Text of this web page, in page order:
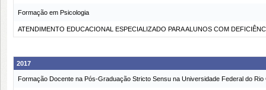
Formação em Psicologia
ATENDIMENTO EDUCACIONAL ESPECIALIZADO PARA ALUNOS COM
2017
Formação Docente na Pós-Graduação Stricto Sensu na Universidade Federal do